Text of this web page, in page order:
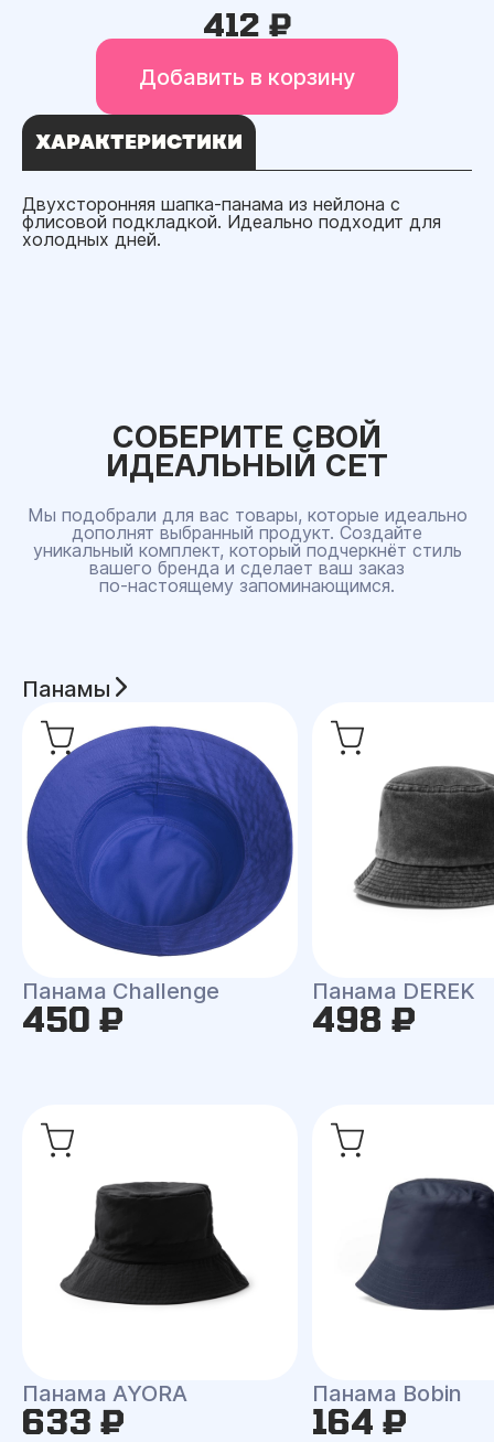
412 ₽
Добавить в корзину
ХАРАКТЕРИСТИКИ
Двухсторонняя шапка-панама из нейлона с
флисовой подкладкой. Идеально подходит для
холодных дней.
СОБЕРИТЕ СВОЙ
ИДЕАЛЬНЫЙ СЕТ
Мы подобрали для вас товары, которые идеально
дополнят выбранный продукт. Создайте
уникальный комплект, который подчеркнёт стиль
вашего бренда и сделает ваш заказ
по‑настоящему запоминающимся.
Панамы
Панама Challenge
450 ₽
Панама DEREK
498 ₽
Панама AYORA
633 ₽
Панама Bobin
164 ₽